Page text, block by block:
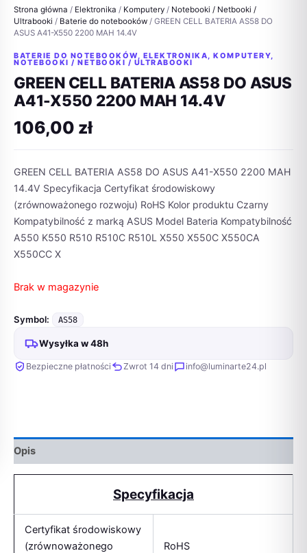
Strona główna / Elektronika / Komputery / Notebooki / Netbooki /
Ultrabooki / Baterie do notebooków / GREEN CELL BATERIA AS58 DO
ASUS A41-X550 2200 MAH 14.4V
BATERIE DO NOTEBOOKÓW, ELEKTRONIKA,KOMPUTERY,
NOTEBOOKI / NETBOOKI / ULTRABOOKI
GREEN CELL BATERIA AS58 DO ASUS
A41-X550 2200 MAH 14.4V
106,00 zł
GREEN CELL BATERIA AS58 DO ASUS A41-X550 2200 MAH
14.4V Specyfikacja Certyfikat środowiskowy
(zrównoważonego rozwoju) RoHS Kolor produktu Czarny
Kompatybilność z marką ASUS Model Bateria Kompatybilność
A550 K550 R510 R510C R510L X550 X550C X550CA
X550CC X
Brak w magazynie
Symbol: AS58
Wysyłka w 48h
Bezpieczne płatności Zwrot 14 dni info@luminarte24.pl
Opis
Specyfikacja
Certyfikat środowiskowy
(zrównoważonego
RoHS